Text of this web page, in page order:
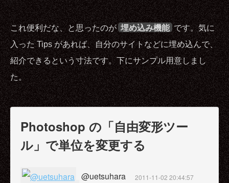
これ便利だな、と思ったのが 埋め込み機能 です。気に
入った Tips があれば、自分のサイトなどに埋め込んで、
紹介できるという寸法です。下にサンプル用意しまし
た。
Photoshop の「自由変形ツー
ル」で単位を変更する
@uetsuhara 2011-11-02 20:44:57